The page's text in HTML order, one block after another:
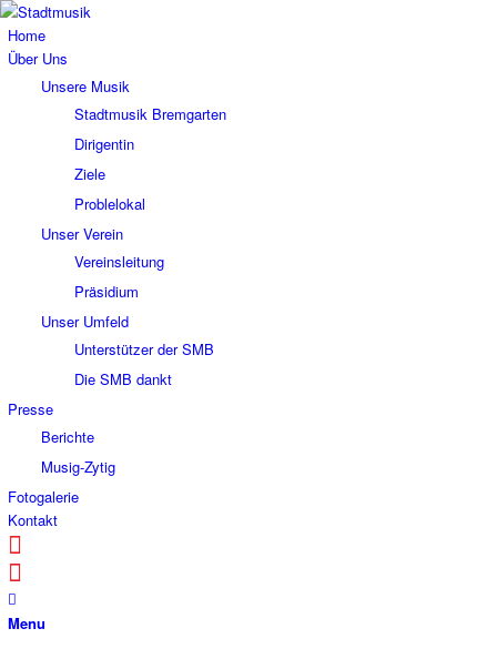
Home
Über Uns
Unsere Musik
Stadtmusik Bremgarten
Dirigentin
Ziele
Problelokal
Unser Verein
Vereinsleitung
Präsidium
Unser Umfeld
Unterstützer der SMB
Die SMB dankt
Presse
Berichte
Musig-Zytig
Fotogalerie
Kontakt
Menu